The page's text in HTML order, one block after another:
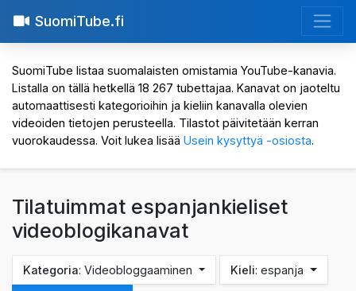
SuomiTube.fi
SuomiTube listaa suomalaisten omistamia YouTube-kanavia.
Listalla on tällä hetkellä 18 267 tubettajaa. Kanavat on jaoteltu
automaattisesti kategorioihin ja kieliin kanavalla olevien
videoiden tietojen perusteella. Tilastot päivitetään kerran
vuorokaudessa. Voit lukea lisää Usein kysyttyä -osiosta.
Tilatuimmat espanjankieliset
videoblogikanavat
Kategoria: Videobloggaaminen Kieli: espanja